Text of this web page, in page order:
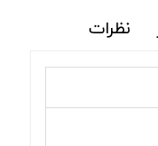
نظرات